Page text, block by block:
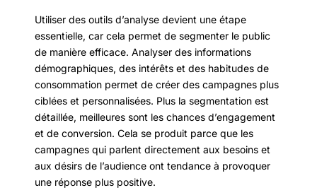
Utiliser des outils d’analyse devient une étape
essentielle, car cela permet de segmenter le public
de manière efficace. Analyser des informations
démographiques, des intérêts et des habitudes de
consommation permet de créer des campagnes plus
ciblées et personnalisées. Plus la segmentation est
détaillée, meilleures sont les chances d’engagement
et de conversion. Cela se produit parce que les
campagnes qui parlent directement aux besoins et
aux désirs de l’audience ont tendance à provoquer
une réponse plus positive.